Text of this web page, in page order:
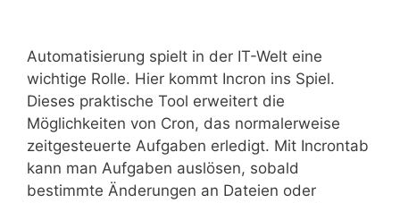
Automatisierung spielt in der IT-Welt eine
wichtige Rolle. Hier kommt Incron ins Spiel.
Dieses praktische Tool erweitert die
Möglichkeiten von Cron, das normalerweise
zeitgesteuerte Aufgaben erledigt. Mit Incrontab
kann man Aufgaben auslösen, sobald
bestimmte Änderungen an Dateien oder